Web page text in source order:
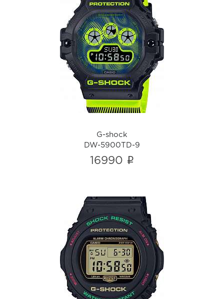
G-shock
DW-5900TD-9
i
G-shock
DW-5900TD-9
16990 i
G-shock
DW-5700TH-1
i